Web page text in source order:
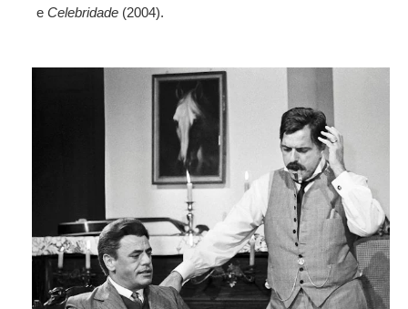
e Celebridade (2004).